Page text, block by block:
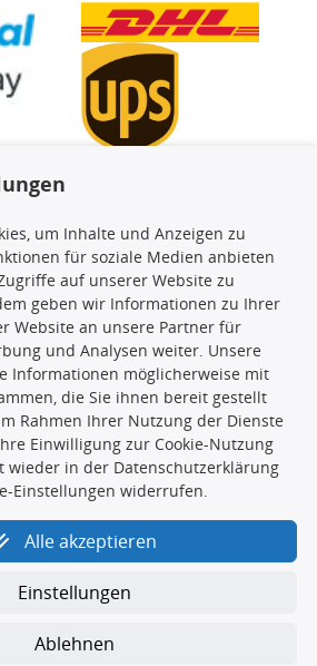
Die hier angezeigten Daten,
insbesondere die gesamte Datenbank,
dürfen nicht kopiert werden. Es ist zu
oder die gesamte Datenbank ohne
TecDocs zu vervielfältigen, zu
Handlungen durch Dritte ausführen
stellt eine
dar und wird verfolgt.
um Inhalte und Anzeigen zu
für soziale Medien anbieten
auf unserer Website zu
geben wir Informationen zu Ihrer
Website an unsere Partner für
und Analysen weiter. Unsere
Informationen möglicherweise mit
die Sie ihnen bereit gestellt
Rahmen Ihrer Nutzung der Dienste
Einwilligung zur Cookie-Nutzung
wieder in der Datenschutzerklärung
Einstellungen widerrufen.
Alle akzeptieren
Einstellungen
Ablehnen